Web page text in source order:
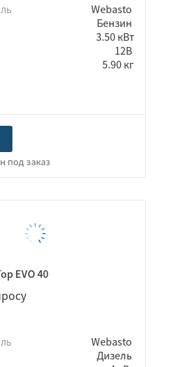
Webasto
Бензин
3.50 кВт
12В
5.90 кг
EVO 40
Webasto
Дизель